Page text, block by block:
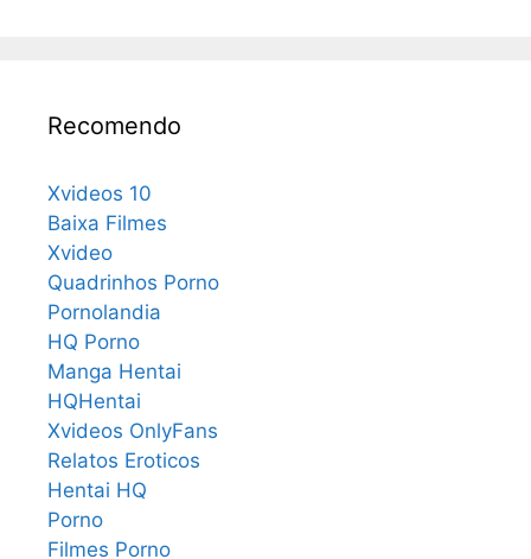
Recomendo
Xvideos 10
Baixa Filmes
Xvideo
Quadrinhos Porno
Pornolandia
HQ Porno
Manga Hentai
HQHentai
Xvideos OnlyFans
Relatos Eroticos
Hentai HQ
Porno
Filmes Porno